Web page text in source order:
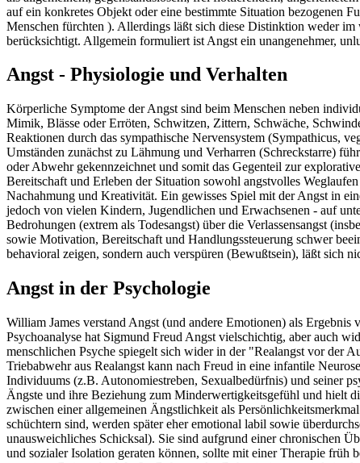
auf ein konkretes Objekt oder eine bestimmte Situation
Menschen fürchten ). Allerdings läßt sich diese Distinktion weder
berücksichtigt. Allgemein formuliert ist Angst ein unangenehmer,
Angst - Physiologie und Verhalten
Körperliche Symptome der Angst sind beim Menschen neben
Mimik, Blässe oder Erröten, Schwitzen, Zittern, Schwäche,
Reaktionen durch das sympathische Nervensystem (Sympathicus,
Umständen zunächst zu Lähmung und Verharren (Schreckstarre)
oder Abwehr gekennzeichnet und somit das Gegenteil zur
Bereitschaft und Erleben der Situation sowohl angstvolles
Nachahmung und Kreativität. Ein gewisses Spiel mit der Angst in
jedoch von vielen Kindern, Jugendlichen und Erwachsenen - auf
Bedrohungen (extrem als Todesangst) über die Verlassensangst
sowie Motivation, Bereitschaft und Handlungssteuerung schwer
behavioral zeigen, sondern auch verspüren (Bewußtsein), läßt sich
Angst in der Psychologie
William James verstand Angst (und andere Emotionen) als
Psychoanalyse hat Sigmund Freud Angst vielschichtig, aber auch
menschlichen Psyche spiegelt sich wider in der "Realangst vor der
Triebabwehr aus Realangst kann nach Freud in eine infantile
Individuums (z.B. Autonomiestreben, Sexualbedürfnis) und seiner
Ängste und ihre Beziehung zum Minderwertigkeitsgefühl und hielt
zwischen einer allgemeinen Ängstlichkeit als
schüchtern sind, werden später eher emotional labil sowie
unausweichliches Schicksal). Sie sind aufgrund einer chronischen
und sozialer Isolation geraten können, sollte mit einer Therapie